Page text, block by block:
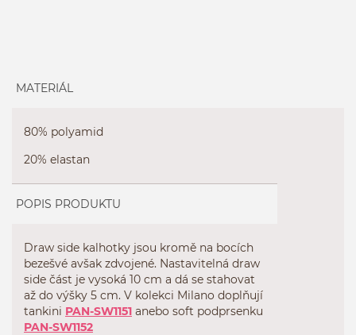
MATERIÁL
80% polyamid
20% elastan
POPIS PRODUKTU
Draw side kalhotky jsou kromě na bocích
bezešvé avšak zdvojené. Nastavitelná draw
side část je vysoká 10 cm a dá se stahovat
až do výšky 5 cm. V kolekci Milano doplňují
tankini PAN-SW1151 anebo soft podprsenku
PAN-SW1152